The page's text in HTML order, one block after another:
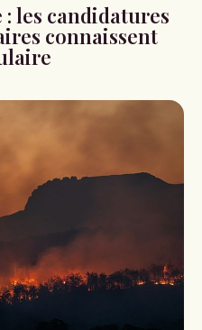
les candidatures
connaissent